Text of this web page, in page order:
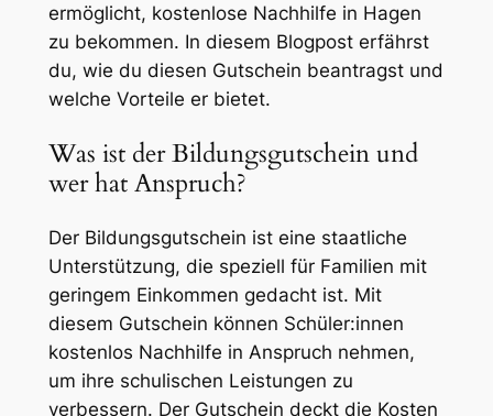
ermöglicht, kostenlose Nachhilfe in Hagen
zu bekommen. In diesem Blogpost erfährst
du, wie du diesen Gutschein beantragst und
welche Vorteile er bietet.
Was ist der Bildungsgutschein und
wer hat Anspruch?
Der Bildungsgutschein ist eine staatliche
Unterstützung, die speziell für Familien mit
geringem Einkommen gedacht ist. Mit
diesem Gutschein können Schüler:innen
kostenlos Nachhilfe in Anspruch nehmen,
um ihre schulischen Leistungen zu
verbessern. Der Gutschein deckt die Kosten